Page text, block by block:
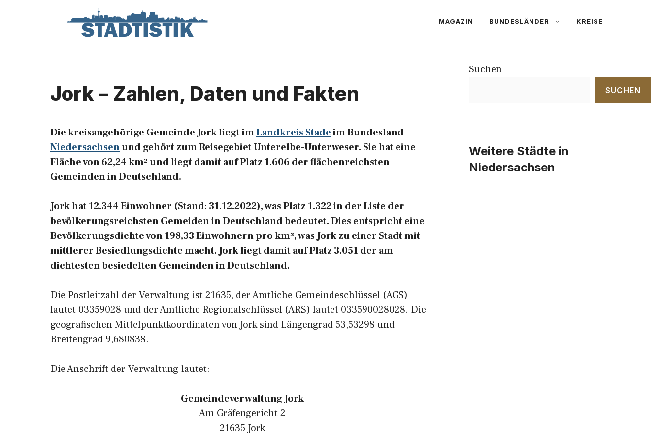
MAGAZIN BUNDESLÄNDER KREISE
Jork – Zahlen, Daten und Fakten
Die kreisangehörige Gemeinde Jork liegt imLandkreis Stadeim Bundesland
Niedersachsenund gehört zum Reisegebiet Unterelbe-Unterweser. Sie hat eine
Fläche von 62,24 km² und liegt damit auf Platz 1.606 der flächenreichsten
Gemeinden in Deutschland.
Jork hat 12.344 Einwohner (Stand: 31.12.2022), was Platz 1.322 in der Liste der
bevölkerungsreichsten Gemeiden in Deutschland bedeutet. Dies entspricht eine
Bevölkerungsdichte von 198,33 Einwohnern pro km², was Jork zu einer Stadt mit
mittlerer Besiedlungsdichte macht. Jork liegt damit auf Platz 3.051 der am
dichtesten besiedelten Gemeinden in Deutschland.
Die Postleitzahl der Verwaltung ist 21635, der Amtliche Gemeindeschlüssel (AGS)
lautet 03359028 und der Amtliche Regionalschlüssel (ARS) lautet 033590028028. Die
geografischen Mittelpunktkoordinaten von Jork sind Längengrad 53,53298 und
Breitengrad 9,680838.
Die Anschrift der Verwaltung lautet:
Gemeindeverwaltung Jork
Am Gräfengericht 2
21635 Jork
Suchen
SUCHEN
Weitere Städte in
Niedersachsen